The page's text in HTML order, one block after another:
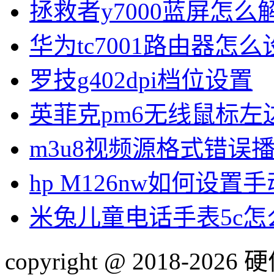
拯救者y7000蓝屏怎么
华为tc7001路由器怎么
罗技g402dpi档位设置
英菲克pm6无线鼠标左
m3u8视频源格式错误
hp M126nw如何设置
米兔儿童电话手表5c
copyright @ 2018-2026